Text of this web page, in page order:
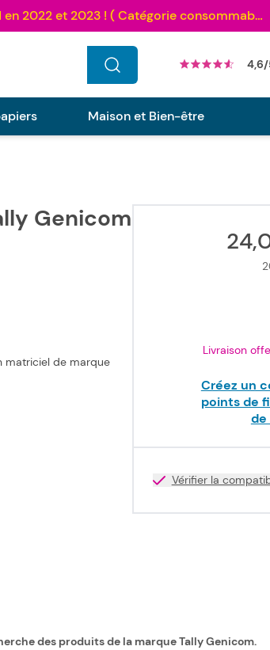
Au palmarès des meilleurs sites en 2024 et sacré n°1 en 2022 et 2023 ! ( Catégorie consommables)
4,6/
Maison et Bien-être
Genicom
matriciel de marque
Livraison
Créez un
points de
de
Vérifier la
des produits de la marque Tally Genicom.